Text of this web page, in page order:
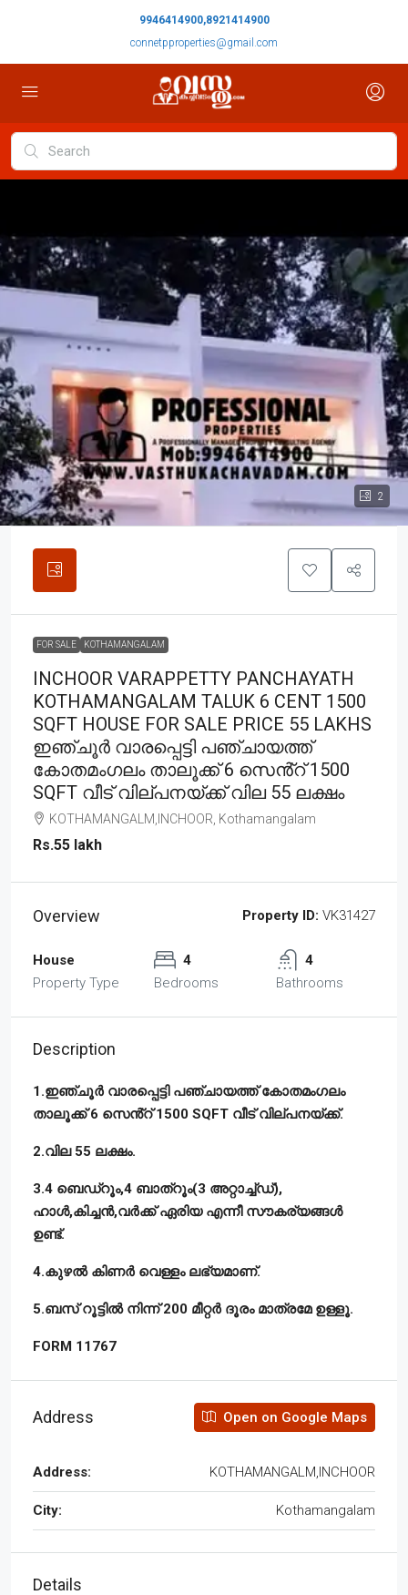
9946414900,8921414900
connetpproperties@gmail.com
2
FOR SALE KOTHAMANGALAM
INCHOOR VARAPPETTY PANCHAYATH
KOTHAMANGALAM TALUK 6 CENT 1500
SQFT HOUSE FOR SALE PRICE 55 LAKHS
ഇഞ്ചൂർ വാരപ്പെട്ടി പഞ്ചായത്ത്
കോതമംഗലം താലൂക്ക് 6 സെൻ്റ് 1500
SQFT വീട് വില്പനയ്ക്ക് വില 55 ലക്ഷം
KOTHAMANGALM,INCHOOR, Kothamangalam
Rs.55 lakh
Overview Property ID: VK31427
House
Property Type
4
Bedrooms
4
Bathrooms
Description
1.ഇഞ്ചൂർ വാരപ്പെട്ടി പഞ്ചായത്ത് കോതമംഗലം
താലൂക്ക് 6 സെൻ്റ് 1500 SQFT വീട് വില്പനയ്ക്ക്.
2.വില 55 ലക്ഷം.
3.4 ബെഡ്റൂം,4 ബാത്റൂം(3 അറ്റാച്ച്ഡ്),
ഹാൾ,കിച്ചൻ,വർക്ക് ഏരിയ എന്നീ സൗകര്യങ്ങൾ
ഉണ്ട്.
4.കുഴൽ കിണർ വെള്ളം ലഭ്യമാണ്.
5.ബസ് റൂട്ടിൽ നിന്ന് 200 മീറ്റർ ദൂരം മാത്രമേ ഉള്ളൂ.
FORM 11767
Address Open on Google Maps
Address: KOTHAMANGALM,INCHOOR
City: Kothamangalam
Details